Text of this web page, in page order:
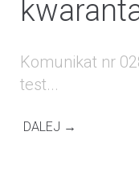
Komunikat nr
test...
DALEJ →